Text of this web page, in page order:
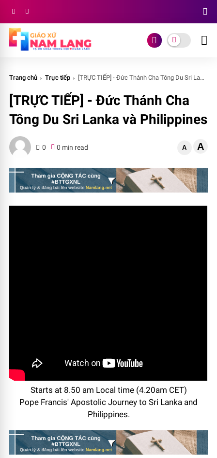
Trang chủ Trực tiếp [TRỰC TIẾP] - Đức Thánh Cha Tông Du Sri Lanka và Philippines
[TRỰC TIẾP] - Đức Thánh Cha
Tông Du Sri Lanka và Philippines
0 0 min read A A
Starts at 8.50 am Local time (4.20am CET)
Pope Francis' Apostolic Journey to Sri Lanka and
Philippines.